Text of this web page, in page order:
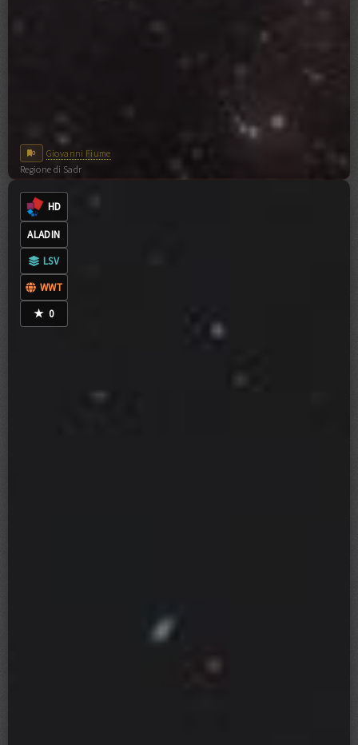
0
Giovanni Fiume
Regione di Sadr
HD
ALADIN
LSV
WWT
★ 0